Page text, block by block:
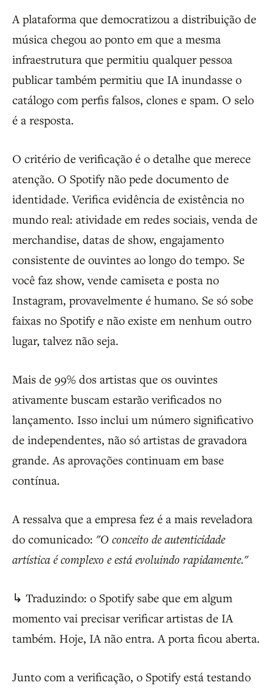
A plataforma que democratizou a distribuição de
música chegou ao ponto em que a mesma
infraestrutura que permitiu qualquer pessoa
publicar também permitiu que IA inundasse o
catálogo com perfis falsos, clones e spam. O selo
é a resposta.
O critério de verificação é o detalhe que merece
atenção. O Spotify não pede documento de
identidade. Verifica evidência de existência no
mundo real: atividade em redes sociais, venda de
merchandise, datas de show, engajamento
consistente de ouvintes ao longo do tempo. Se
você faz show, vende camiseta e posta no
Instagram, provavelmente é humano. Se só sobe
faixas no Spotify e não existe em nenhum outro
lugar, talvez não seja.
Mais de 99% dos artistas que os ouvintes
ativamente buscam estarão verificados no
lançamento. Isso inclui um número significativo
de independentes, não só artistas de gravadora
grande. As aprovações continuam em base
contínua.
A ressalva que a empresa fez é a mais reveladora
do comunicado: "O conceito de autenticidade
artística é complexo e está evoluindo rapidamente."
↳ Traduzindo: o Spotify sabe que em algum
momento vai precisar verificar artistas de IA
também. Hoje, IA não entra. A porta ficou aberta.
Junto com a verificação, o Spotify está testando